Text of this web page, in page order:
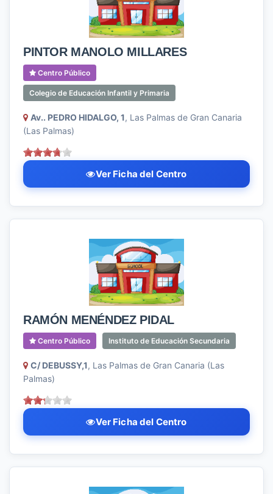
PINTOR MANOLO MILLARES
Centro Público
Colegio de Educación Infantil y Primaria
Av.. PEDRO HIDALGO, 1, Las Palmas de Gran Canaria
(Las Palmas)
Ver Ficha del Centro
RAMÓN MENÉNDEZ PIDAL
Centro Público Instituto de Educación Secundaria
C/ DEBUSSY,1, Las Palmas de Gran Canaria (Las
Palmas)
Ver Ficha del Centro